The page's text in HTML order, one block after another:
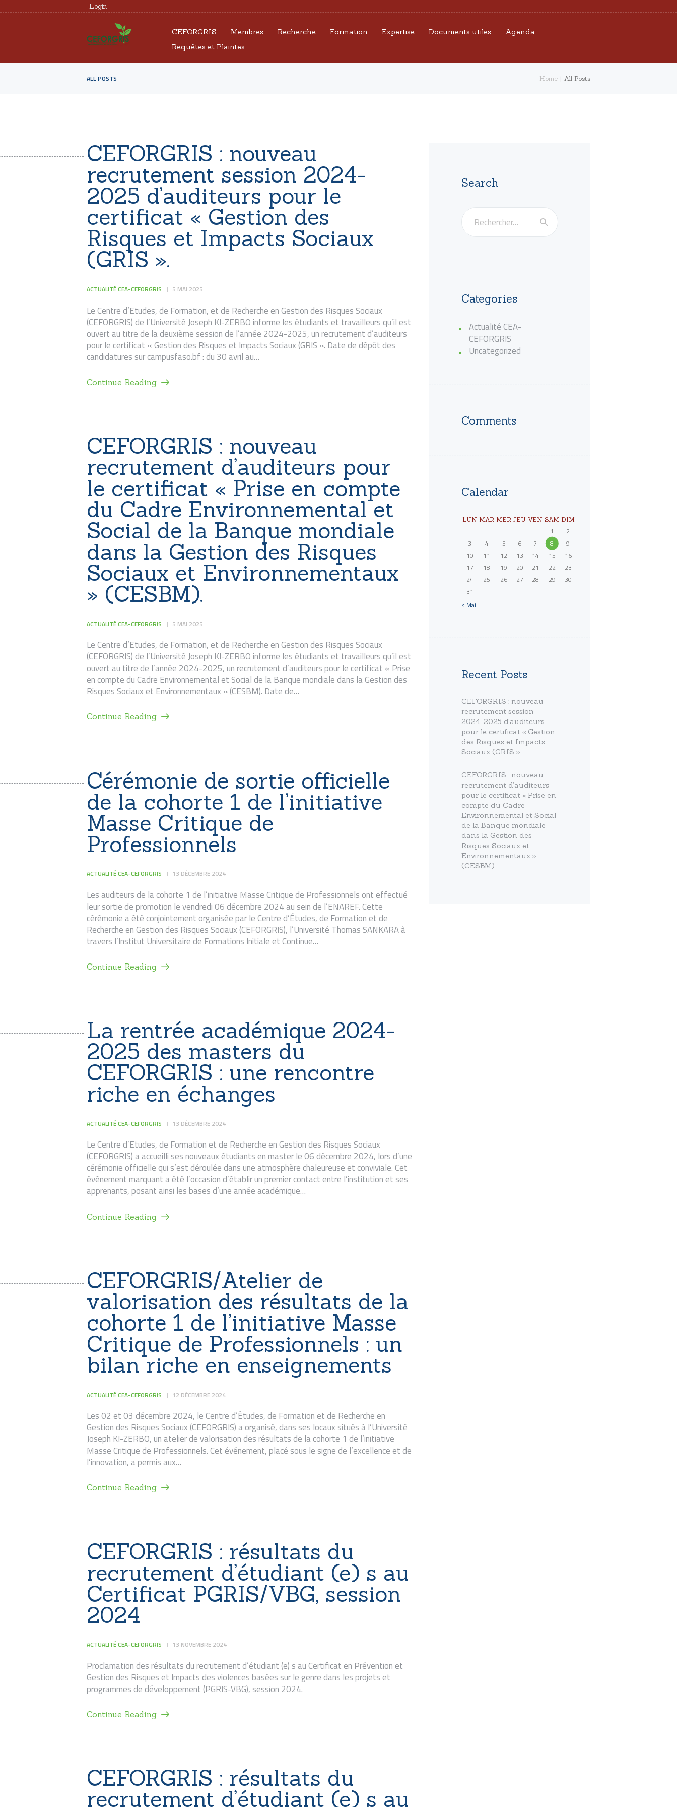
Login
CEFORGRIS Membres Recherche Formation Expertise Documents utiles
Agenda
Requêtes et Plaintes
ALL POSTS Home All Posts
CEFORGRIS
MEMBRES
DOCUMENTS
UTILES
AGENDA
REQUÊTES ET
CEFORGRIS : nouveau
recrutement session 2024-
2025 d’auditeurs pour le
certificat « Gestion des
Risques et Impacts Sociaux
(GRIS ».
ACTUALITÉ CEA-CEFORGRIS 5 MAI 2025
Le Centre d’Etudes, de Formation, et de Recherche en Gestion des Risques Sociaux
(CEFORGRIS) de l’Université Joseph KI-ZERBO informe les étudiants et travailleurs qu’il est
ouvert au titre de la deuxième session de l’année 2024-2025, un recrutement d’auditeurs
pour le certificat « Gestion des Risques et Impacts Sociaux (GRIS ». Date de dépôt des
candidatures sur campusfaso.bf : du 30 avril au…
Continue Reading
CEFORGRIS : nouveau
recrutement d’auditeurs pour
le certificat « Prise en compte
du Cadre Environnemental et
Social de la Banque mondiale
dans la Gestion des Risques
Sociaux et Environnementaux
» (CESBM).
ACTUALITÉ CEA-CEFORGRIS 5 MAI 2025
Le Centre d’Etudes, de Formation, et de Recherche en Gestion des Risques Sociaux
(CEFORGRIS) de l’Université Joseph KI-ZERBO informe les étudiants et travailleurs qu’il est
ouvert au titre de l’année 2024-2025, un recrutement d’auditeurs pour le certificat « Prise
en compte du Cadre Environnemental et Social de la Banque mondiale dans la Gestion des
Risques Sociaux et Environnementaux » (CESBM). Date de…
Continue Reading
Cérémonie de sortie officielle
de la cohorte 1 de l’initiative
Masse Critique de
Professionnels
ACTUALITÉ CEA-CEFORGRIS 13 DÉCEMBRE 2024
Les auditeurs de la cohorte 1 de l’initiative Masse Critique de Professionnels ont effectué
leur sortie de promotion le vendredi 06 décembre 2024 au sein de l’ENAREF. Cette
cérémonie a été conjointement organisée par le Centre d’Études, de Formation et de
Recherche en Gestion des Risques Sociaux (CEFORGRIS), l’Université Thomas SANKARA à
travers l’Institut Universitaire de Formations Initiale et Continue…
Continue Reading
La rentrée académique 2024-
2025 des masters du
CEFORGRIS : une rencontre
riche en échanges
ACTUALITÉ CEA-CEFORGRIS 13 DÉCEMBRE 2024
Le Centre d’Etudes, de Formation et de Recherche en Gestion des Risques Sociaux
(CEFORGRIS) a accueilli ses nouveaux étudiants en master le 06 décembre 2024, lors d’une
cérémonie officielle qui s’est déroulée dans une atmosphère chaleureuse et conviviale. Cet
événement marquant a été l’occasion d’établir un premier contact entre l’institution et ses
apprenants, posant ainsi les bases d’une année académique…
Continue Reading
CEFORGRIS/Atelier de
valorisation des résultats de la
cohorte 1 de l’initiative Masse
Critique de Professionnels : un
bilan riche en enseignements
ACTUALITÉ CEA-CEFORGRIS 12 DÉCEMBRE 2024
Les 02 et 03 décembre 2024, le Centre d’Études, de Formation et de Recherche en
Gestion des Risques Sociaux (CEFORGRIS) a organisé, dans ses locaux situés à l’Université
Joseph KI-ZERBO, un atelier de valorisation des résultats de la cohorte 1 de l’initiative
Masse Critique de Professionnels. Cet événement, placé sous le signe de l’excellence et de
l’innovation, a permis aux…
Continue Reading
CEFORGRIS : résultats du
recrutement d’étudiant (e) s au
Certificat PGRIS/VBG, session
2024
ACTUALITÉ CEA-CEFORGRIS 13 NOVEMBRE 2024
Proclamation des résultats du recrutement d’étudiant (e) s au Certificat en Prévention et
Gestion des Risques et Impacts des violences basées sur le genre dans les projets et
programmes de développement (PGRIS-VBG), session 2024.
Continue Reading
CEFORGRIS : résultats du
recrutement d’étudiant (e) s au
Search
Rechercher :
Categories
Actualité CEA-
CEFORGRIS
Uncategorized
Comments
Calendar
LUN MAR MER JEU VEN SAM DIM
1
2
3
4 5 6 7 8
9
10
11 12 13 14 15
16
17
18 19 20 21 22
23
24
25 26 27 28 29
30
31
« Mai
Recent Posts
CEFORGRIS : nouveau
recrutement session
2024-2025 d’auditeurs
pour le certificat « Gestion
des Risques et Impacts
Sociaux (GRIS ».
CEFORGRIS : nouveau
recrutement d’auditeurs
pour le certificat « Prise en
compte du Cadre
Environnemental et Social
de la Banque mondiale
dans la Gestion des
Risques Sociaux et
Environnementaux »
(CESBM).